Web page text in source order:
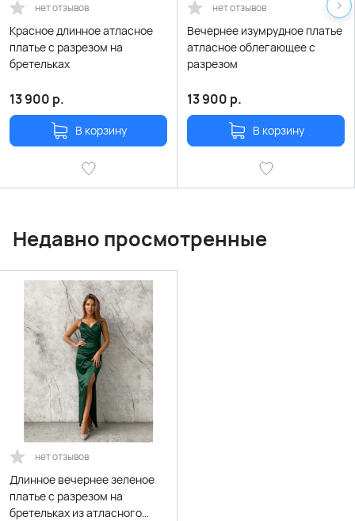
нет отзывов
Красное длинное атласное
платье с разрезом на
бретельках
13 900 р.
В корзину
нет отзывов
Вечернее изумрудное платье
атласное облегающее с
разрезом
13 900 р.
В корзину
Недавно просмотренные
нет отзывов
Длинное вечернее зеленое
платье с разрезом на
бретельках из атласного